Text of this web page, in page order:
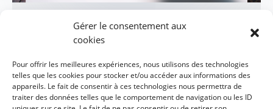
Gérer le consentement aux
cookies
Pour offrir les meilleures expériences, nous utilisons des technologies
telles que les cookies pour stocker et/ou accéder aux informations des
appareils. Le fait de consentir à ces technologies nous permettra de
traiter des données telles que le comportement de navigation ou les ID
« Etat dit modifié de
conscience. «